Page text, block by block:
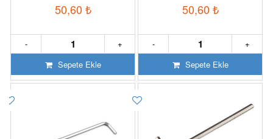
50,60 ₺
+
-
Sepete Ekle
50,60 ₺
+
-
Sepete Ekle